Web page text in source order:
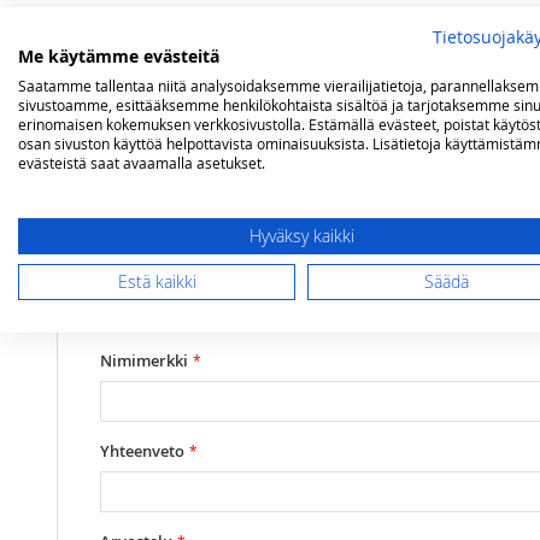
Lisätietoja
Lisätietoja
Mallit Genesi
Olet arvostelemassa:
Steel Genesi tiskiallaskaapisto isolla
Arviosi
Rating
star
stars
stars
stars
stars
Nimimerkki
Yhteenveto
Me käytämme evästeitä
Saatamme tallentaa niitä analysoidaksemme vierailijatietoja,
sivustoamme, esittääksemme henkilökohtaista sisältöä ja tarjotaksemme
erinomaisen kokemuksen verkkosivustolla. Estämällä evästeet, poistat
osan sivuston käyttöä helpottavista ominaisuuksista. Lisätietoja
evästeistä saat avaamalla asetukset.
Hyväksy kaikki
Estä kaikki Säädä